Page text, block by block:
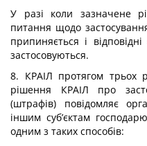
У разі коли зазначене
питання щодо
припиняється і
застосовуються.
8. КРАІЛ протягом трьох
рішення КРАІЛ про
(штрафів) повідомляє
іншим суб’єктам
одним з таких способів: